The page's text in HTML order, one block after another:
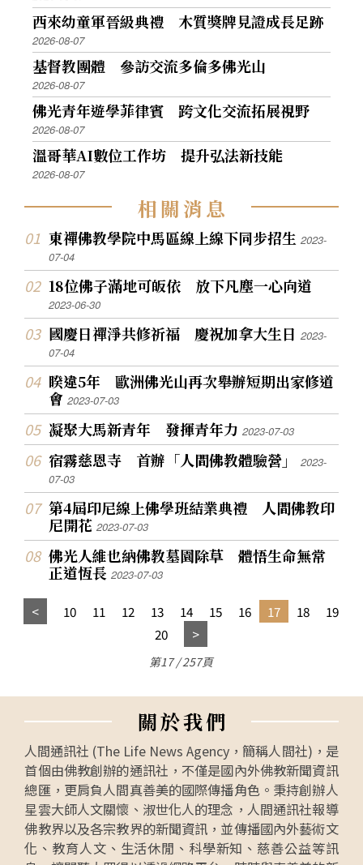
西來幼童軍晉級典禮 木質獎牌見證成長足跡
2026-08-07
基督教團體 參訪交流多倫多佛光山
2026-08-07
佛光青年遊學菲律賓 跨文化交流拓展視野
2026-08-07
溫哥華AI數位工作坊 提升弘法新技能
2026-08-07
相關消息
東禪佛教學院中馬區線上線下同步招生2023-
07-04
18位佛子滿地可皈依 放下凡塵一心向道
2023-06-30
國慶日禪淨共修祈福 慶祝加拿大生日2023-
07-04
睽違5年 歐洲佛光山再次舉辦短期出家修道
會2023-07-03
凝聚大馬新青年 發揮青年力2023-07-03
宿霧慈恩寺 首辦「人間佛教體驗營」2023-
07-03
第4屆印尼線上佛學班結業典禮 人間佛教印
尼開花2023-07-03
佛光人維也納佛教墓園除草 體悟生命無常
正道恆長2023-07-03
10 11 12 13 14 15 16 17 18
19
20
第17 / 257頁
關於我們
人間通訊社 (The Life News Agency，簡稱人間社)，是
首個由佛教創辦的通訊社，不僅是國內外佛教新聞資訊
總匯，更肩負人間真善美的國際傳播角色。秉持創辦人
星雲大師人文關懷、淑世化人的理念，人間通訊社報導
佛教界以及各宗教界的新聞資訊，並傳播國內外藝術文
化、教育人文、生活休閒、科學新知、慈善公益等訊